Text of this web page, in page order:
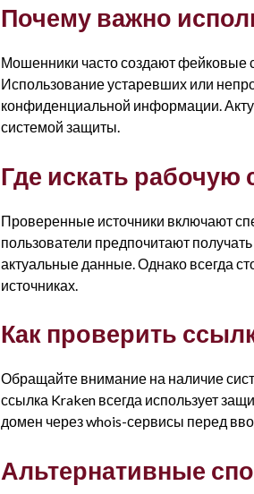
Почему важно
Мошенники часто создают фейковые
Использование устаревших или
конфиденциальной информации.
системой защиты.
Где искать
Проверенные источники включают
пользователи предпочитают
актуальные данные. Однако всегда
источниках.
Как проверить
Обращайте внимание на наличие
ссылка Kraken всегда использует
домен через whois-сервисы перед
Альтернативные